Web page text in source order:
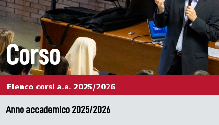
Corso
Elenco corsi a.a. 2025/2026
Anno accademico 2025/2026